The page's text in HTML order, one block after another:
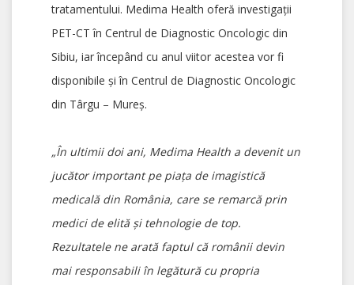
tratamentului. Medima Health oferă investigații
PET-CT în Centrul de Diagnostic Oncologic din
Sibiu, iar începând cu anul viitor acestea vor fi
disponibile și în Centrul de Diagnostic Oncologic
din Târgu – Mureş.
„În ultimii doi ani, Medima Health a devenit un
jucător important pe piața de imagistică
medicală din România, care se remarcă prin
medici de elită și tehnologie de top.
Rezultatele ne arată faptul că românii devin
mai responsabili în legătură cu propria